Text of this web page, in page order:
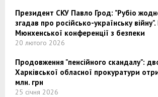
Президент СКУ Павло Грод: "Рубіо
згадав про російсько-українську
Мюнхенської конференції з безпеки
20 лютого 2026
Продовження "пенсійного скандалу":
Харківської обласної прокуратури
млн. грн
25 січня 2026